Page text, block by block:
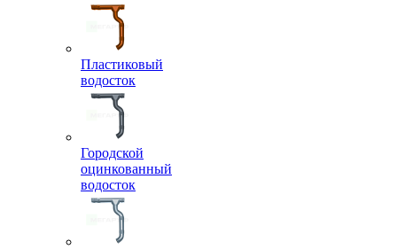
Пластиковый
водосток
Городской
оцинкованный
водосток